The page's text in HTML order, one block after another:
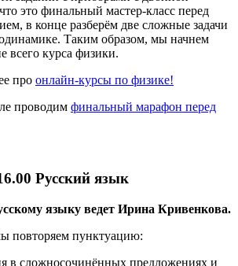
это финальный мастер-класс перед
в конце разберём две сложные задачи
Таким образом, мы начнем
всего курса физики.
про онлайн-курсы по физике!
проводим финальный марафон перед
Русский язык
языку ведет Ирина Кривенкова.
повторяем пунктуацию:
в сложносочинённых предложениях и